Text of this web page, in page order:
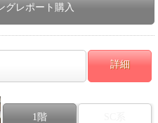
グレポート購入
詳細
1階